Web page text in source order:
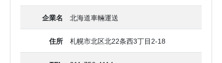
企業名 北海道車輛運送
住所 札幌市北区北22条西3丁目2‐18